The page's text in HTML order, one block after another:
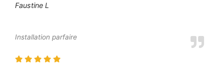
Faustine L
Installation parfaire